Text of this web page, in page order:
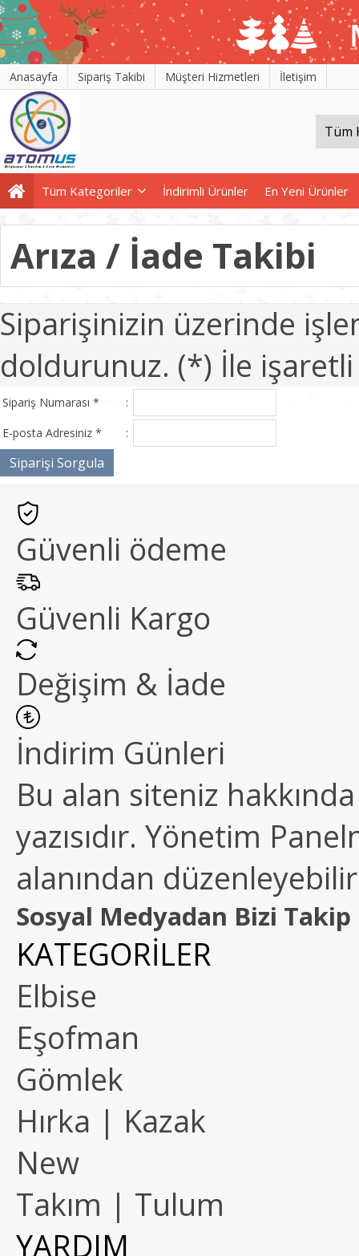
Anasayfa Sipariş Takibi Müşteri Hizmetleri İletişim
Tüm Kategoriler İndirimli Ürünler En Yeni Ürünler
Arıza / İade Takibi
Siparişinizin üzerinde
doldurunuz. (*) İle
Sipariş Numarası *
:
E-posta Adresiniz *
:
Güvenli ödeme
Güvenli Kargo
Değişim & İade
İndirim Günleri
Bu alan siteniz
yazısıdır. Yönetim
alanından
Sosyal Medyadan Bizi Takip
KATEGORİLER
Elbise
Eşofman
Gömlek
Hırka | Kazak
New
Takım | Tulum
YARDIM